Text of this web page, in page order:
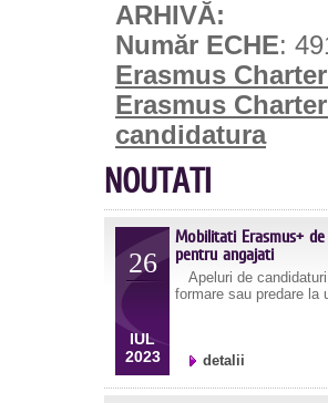
ARHIVĂ:
Număr ECHE:
Erasmus
Erasmus
candidatura
NOUTATI
26
IUL
2023
Mobilitati Erasmus+
pentru angajati
Apeluri de
formare sau predare la
detalii